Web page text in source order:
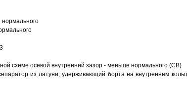
схеме осевой внутренний зазор - меньше нормального (CB)
из латуни, удерживающий борта на внутреннем